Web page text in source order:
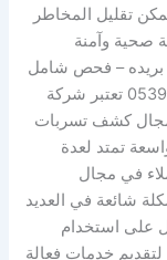
تقليل المخاطر
صحية وآمنة
بريده – فحص شامل
وضمان الإصلاح شركة اركان العزل: 0539415348 تعتبر شركة
مجال كشف تسربات
تمتد لعدة
في مجال
شائعة في العديد
على استخدام
لتقديم خدمات فعالة